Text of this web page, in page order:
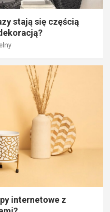
stają się częścią
internetowe z